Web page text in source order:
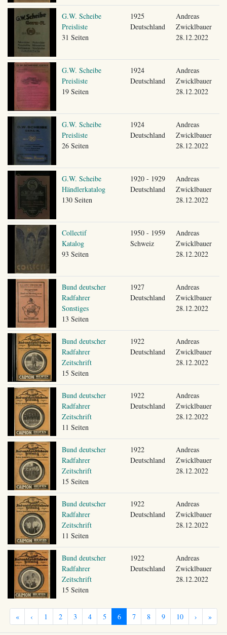
G.W. Scheibe
Preisliste
31 Seiten
1925
Deutschland
Andreas
Zwicklbauer
28.12.2022
G.W. Scheibe
Preisliste
19 Seiten
1924
Deutschland
Andreas
Zwicklbauer
28.12.2022
G.W. Scheibe
Preisliste
26 Seiten
1924
Deutschland
Andreas
Zwicklbauer
28.12.2022
G.W. Scheibe
Händlerkatalog
130 Seiten
1920 - 1929
Deutschland
Andreas
Zwicklbauer
28.12.2022
Collectif
Katalog
93 Seiten
1950 - 1959
Schweiz
Andreas
Zwicklbauer
28.12.2022
Bund deutscher
Radfahrer
Sonstiges
13 Seiten
1927
Deutschland
Andreas
Zwicklbauer
28.12.2022
Bund deutscher
Radfahrer
Zeitschrift
15 Seiten
1922
Deutschland
Andreas
Zwicklbauer
28.12.2022
Bund deutscher
Radfahrer
Zeitschrift
11 Seiten
1922
Deutschland
Andreas
Zwicklbauer
28.12.2022
Bund deutscher
Radfahrer
Zeitschrift
15 Seiten
1922
Deutschland
Andreas
Zwicklbauer
28.12.2022
Bund deutscher
Radfahrer
Zeitschrift
11 Seiten
1922
Deutschland
Andreas
Zwicklbauer
28.12.2022
Bund deutscher
Radfahrer
Zeitschrift
15 Seiten
1922
Deutschland
Andreas
Zwicklbauer
28.12.2022
« ‹ 1 2 3 4 5 6 7 8 9 10 › »